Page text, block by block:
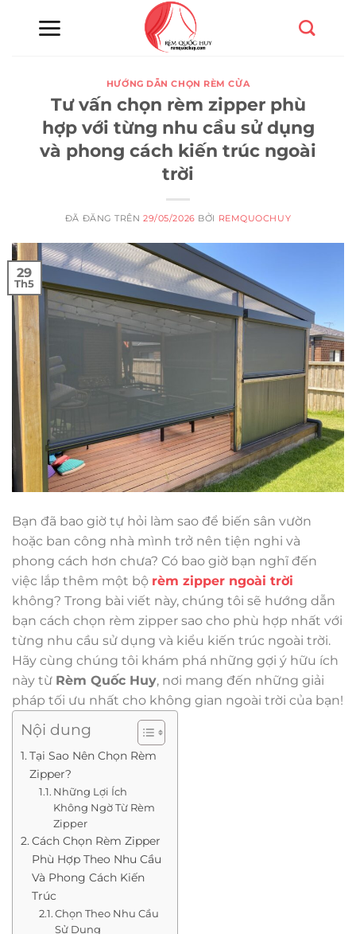
HƯỚNG DẪN CHỌN RÈM CỬA
Tư vấn chọn rèm zipper phù
hợp với từng nhu cầu sử dụng
và phong cách kiến trúc ngoài
trời
ĐÃ ĐĂNG TRÊN29/05/2026 BỞI REMQUOCHUY
29
Th5
Bạn đã bao giờ tự hỏi làm sao để biến sân vườn
hoặc ban công nhà mình trở nên tiện nghi và
phong cách hơn chưa? Có bao giờ bạn nghĩ đến
việc lắp thêm một bộ rèm zipper ngoài trời
không? Trong bài viết này, chúng tôi sẽ hướng dẫn
bạn cách chọn rèm zipper sao cho phù hợp nhất với
từng nhu cầu sử dụng và kiểu kiến trúc ngoài trời.
Hãy cùng chúng tôi khám phá những gợi ý hữu ích
này từ Rèm Quốc Huy, nơi mang đến những giải
pháp tối ưu nhất cho không gian ngoài trời của bạn!
Nội dung
Tại Sao Nên Chọn Rèm
Zipper?
Những Lợi Ích
Không Ngờ Từ Rèm
Zipper
Cách Chọn Rèm Zipper
Phù Hợp Theo Nhu Cầu
Và Phong Cách Kiến
Trúc
Chọn Theo Nhu Cầu
Sử Dụng